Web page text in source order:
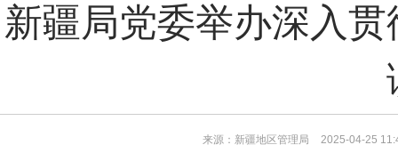
新疆局党委举办深入
来源：新疆地区管理局 2025-04-25
浪
键
模